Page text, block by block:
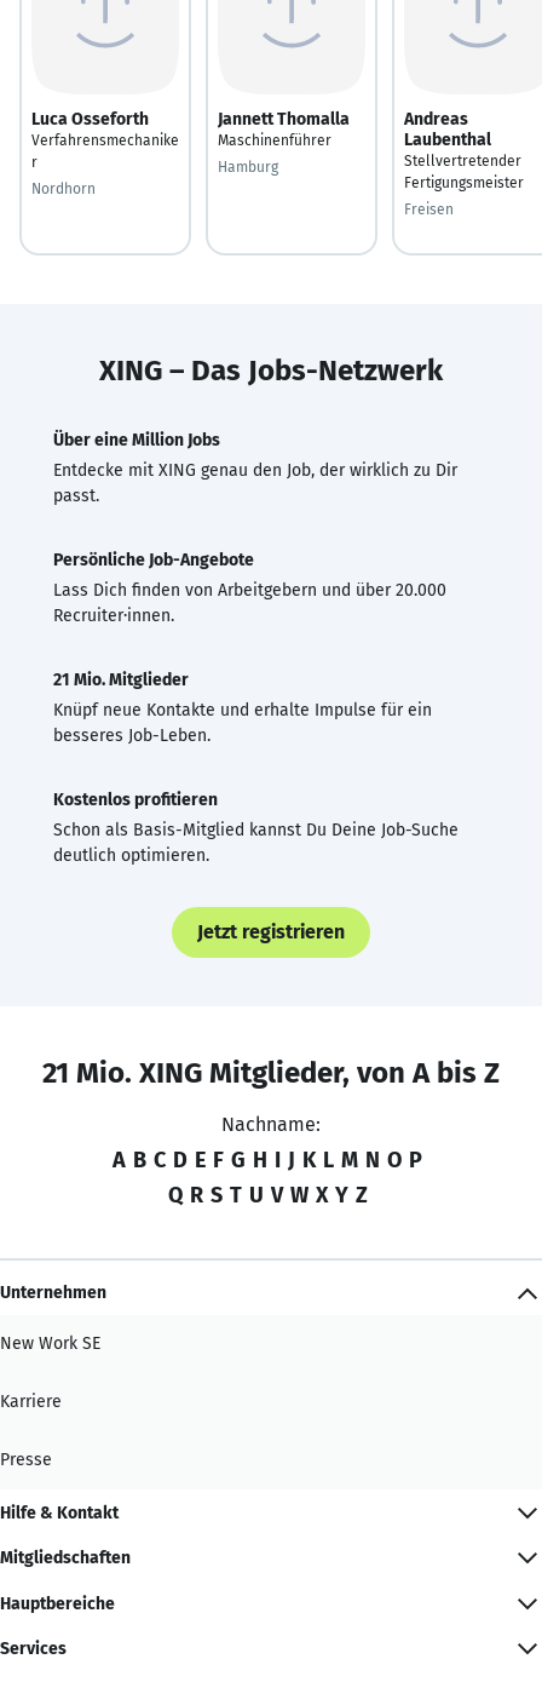
Luca Osseforth
Verfahrensmechanike
r
Nordhorn
Jannett Thomalla
Maschinenführer
Hamburg
Andreas
Laubenthal
Stellvertretender
Fertigungsmeister
Freisen
XING – Das Jobs-Netzwerk
Über eine Million Jobs
Entdecke mit XING genau den Job, der wirklich zu Dir
passt.
Persönliche Job-Angebote
Lass Dich finden von Arbeitgebern und über 20.000
Recruiter·innen.
21 Mio. Mitglieder
Knüpf neue Kontakte und erhalte Impulse für ein
besseres Job-Leben.
Kostenlos profitieren
Schon als Basis-Mitglied kannst Du Deine Job-Suche
deutlich optimieren.
Jetzt registrieren
21 Mio. XING Mitglieder, von A bis Z
Nachname:
A B C D E F G H I J K L M N O P
Q R S T U V W X Y Z
Unternehmen
New Work SE
Karriere
Presse
Hilfe & Kontakt
Mitgliedschaften
Hauptbereiche
Services